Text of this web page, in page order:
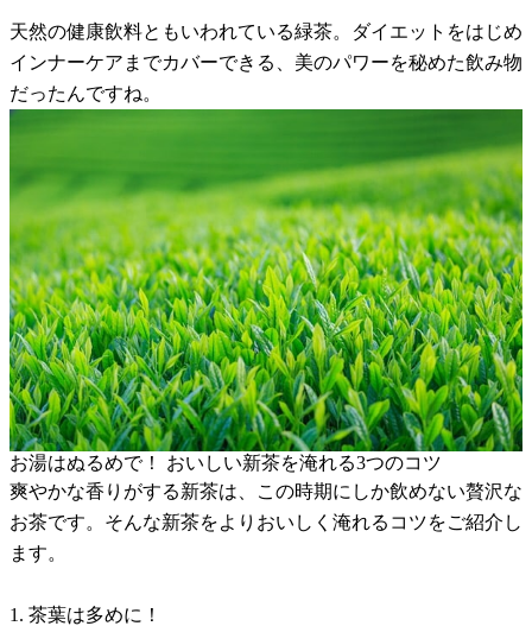
天然の健康飲料ともいわれている緑茶。ダイエットをはじめ
インナーケアまでカバーできる、美のパワーを秘めた飲み物
だったんですね。
お湯はぬるめで！ おいしい新茶を淹れる3つのコツ
爽やかな香りがする新茶は、この時期にしか飲めない贅沢な
お茶です。そんな新茶をよりおいしく淹れるコツをご紹介し
ます。
1. 茶葉は多めに！